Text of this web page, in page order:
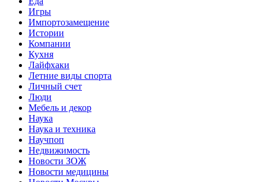
Игры
Импортозамещение
Истории
Компании
Кухня
Лайфхаки
Летние виды спорта
Личный счет
Люди
Мебель и декор
Наука
Наука и техника
Научпоп
Недвижимость
Новости ЗОЖ
Новости медицины